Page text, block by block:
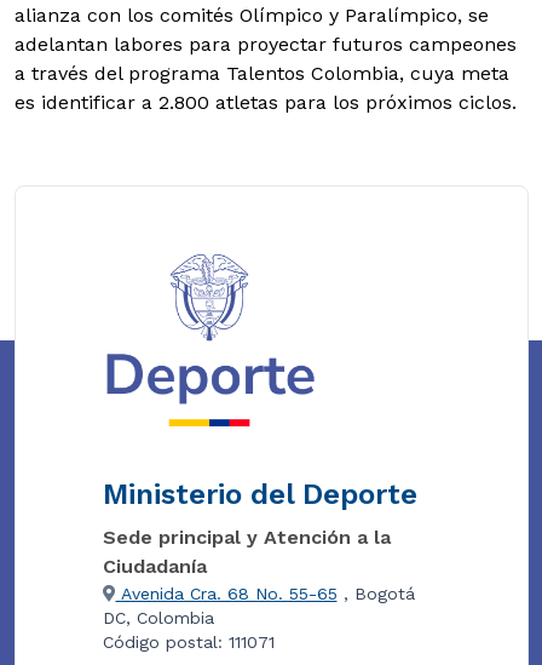
alianza con los comités Olímpico y Paralímpico, se
adelantan labores para proyectar futuros campeones
a través del programa Talentos Colombia, cuya meta
es identificar a 2.800 atletas para los próximos ciclos.
Ministerio del Deporte
Sede principal y Atención a la
Ciudadanía
Avenida Cra. 68 No. 55-65 , Bogotá
DC, Colombia
Código postal: 111071